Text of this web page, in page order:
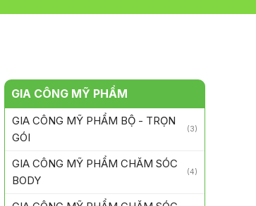
GIA CÔNG MỸ PHẨM
GIA CÔNG MỸ PHẨM BỘ - TRỌN
GÓI
(3)
GIA CÔNG MỸ PHẨM CHĂM SÓC
BODY
(4)